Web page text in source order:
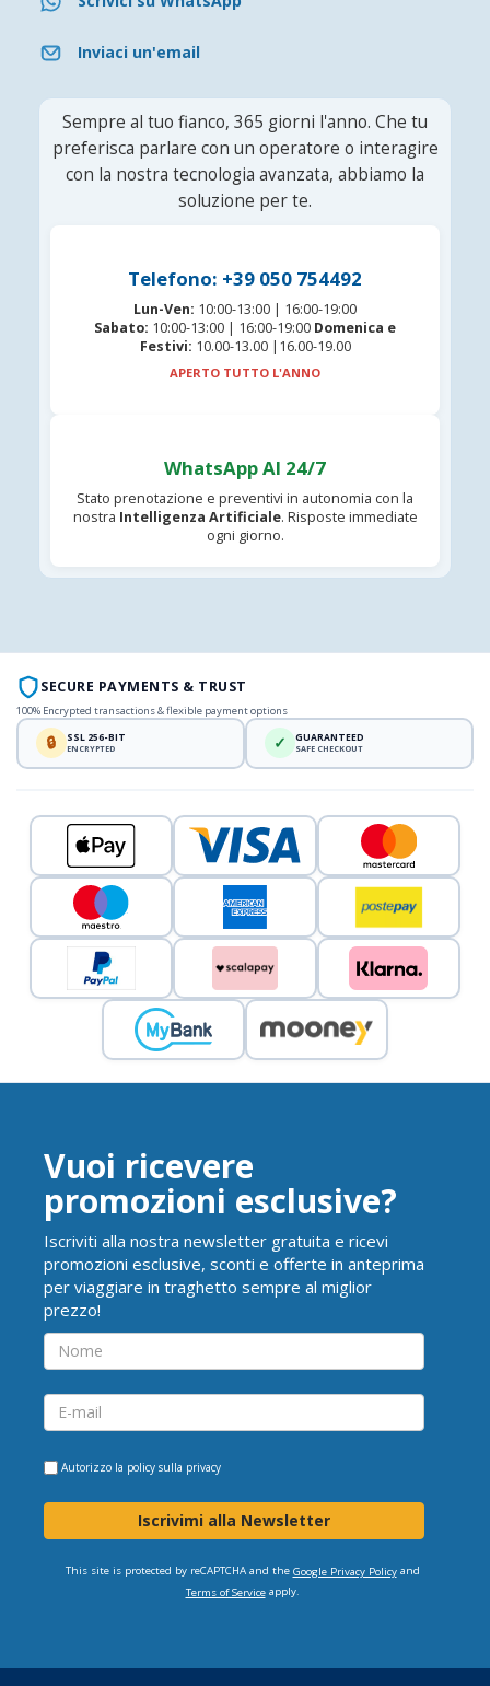
Inviaci un'email
Sempre al tuo fianco, 365 giorni l'anno. Che tu
preferisca parlare con un operatore o interagire
con la nostra tecnologia avanzata, abbiamo la
soluzione per te.
Telefono: +39 050 754492
Lun-Ven: 10:00-13:00 | 16:00-19:00
Sabato: 10:00-13:00 | 16:00-19:00 Domenica e
Festivi: 10.00-13.00 |16.00-19.00
APERTO TUTTO L'ANNO
WhatsApp AI 24/7
Stato prenotazione e preventivi in autonomia con la
nostra Intelligenza Artificiale. Risposte immediate
ogni giorno.
SECURE PAYMENTS & TRUST
100% Encrypted transactions & flexible payment options
🔒 SSL 256-BIT
ENCRYPTED ✓ GUARANTEED
SAFE CHECKOUT
Vuoi ricevere
promozioni esclusive?
Iscriviti alla nostra newsletter gratuita e ricevi
promozioni esclusive, sconti e offerte in anteprima
per viaggiare in traghetto sempre al miglior
prezzo!
Autorizzo la policy sulla privacy
Iscrivimi alla Newsletter
This site is protected by reCAPTCHA and the Google Privacy Policyand
Terms of Serviceapply.